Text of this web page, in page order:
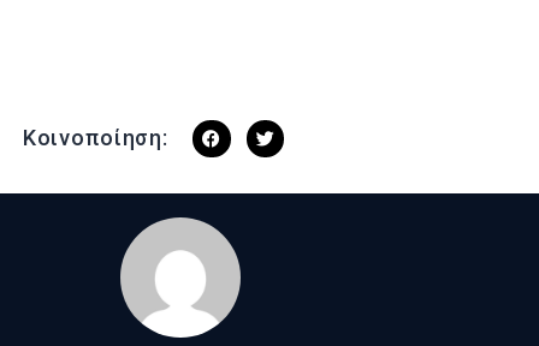
Κοινοποίηση: